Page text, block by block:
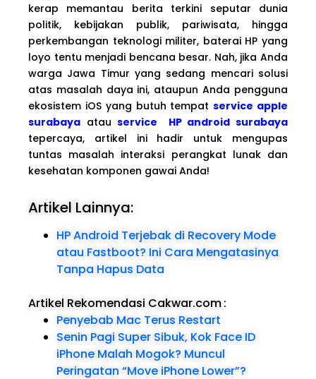
kerap memantau berita terkini seputar dunia
politik, kebijakan publik, pariwisata, hingga
perkembangan teknologi militer, baterai HP yang
loyo tentu menjadi bencana besar. Nah, jika Anda
warga Jawa Timur yang sedang mencari solusi
atas masalah daya ini, ataupun Anda pengguna
ekosistem iOS yang butuh tempatservice apple
surabaya atauservice HP android surabaya
tepercaya, artikel ini hadir untuk mengupas
tuntas masalah interaksi perangkat lunak dan
kesehatan komponen gawai Anda!
Artikel Lainnya:
HP Android Terjebak di Recovery Mode
atau Fastboot? Ini Cara Mengatasinya
Tanpa Hapus Data
Artikel Rekomendasi Cakwar.com:
Penyebab Mac Terus Restart
Senin Pagi Super Sibuk, Kok Face ID
iPhone Malah Mogok? Muncul
Peringatan “Move iPhone Lower”?